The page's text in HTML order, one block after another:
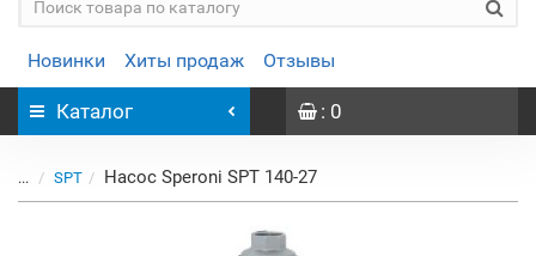
Новинки Хиты продаж Отзывы
Каталог : 0
... SPT Насос Speroni SPT 140-27